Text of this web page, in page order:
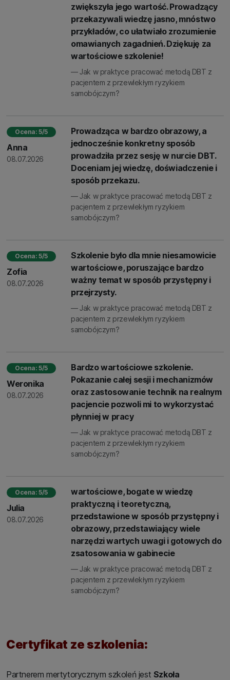
zwiększyła jego wartość. Prowadzący
przekazywali wiedzę jasno, mnóstwo
przykładów, co ułatwiało zrozumienie
omawianych zagadnień. Dziękuję za
wartościowe szkolenie!
— Jak w praktyce pracować metodą DBT z
pacjentem z przewlekłym ryzykiem
samobójczym?
Ocena: 5/5
Anna
08.07.2026
Prowadząca w bardzo obrazowy, a
jednocześnie konkretny sposób
prowadziła przez sesję w nurcie DBT.
Doceniam jej wiedzę, doświadczenie i
sposób przekazu.
— Jak w praktyce pracować metodą DBT z
pacjentem z przewlekłym ryzykiem
samobójczym?
Ocena: 5/5
Zofia
08.07.2026
Szkolenie było dla mnie niesamowicie
wartościowe, poruszające bardzo
ważny temat w sposób przystępny i
przejrzysty.
— Jak w praktyce pracować metodą DBT z
pacjentem z przewlekłym ryzykiem
samobójczym?
Ocena: 5/5
Weronika
08.07.2026
Bardzo wartościowe szkolenie.
Pokazanie całej sesji i mechanizmów
oraz zastosowanie technik na realnym
pacjencie pozwoli mi to wykorzystać
płynniej w pracy
— Jak w praktyce pracować metodą DBT z
pacjentem z przewlekłym ryzykiem
samobójczym?
Ocena: 5/5
Julia
08.07.2026
wartościowe, bogate w wiedzę
praktyczną i teoretyczną,
przedstawione w sposób przystępny i
obrazowy, przedstawiający wiele
narzędzi wartych uwagi i gotowych do
zsatosowania w gabinecie
— Jak w praktyce pracować metodą DBT z
pacjentem z przewlekłym ryzykiem
samobójczym?
Certyfikat ze szkolenia:
Partnerem mertytorycznym szkoleń jest Szkoła